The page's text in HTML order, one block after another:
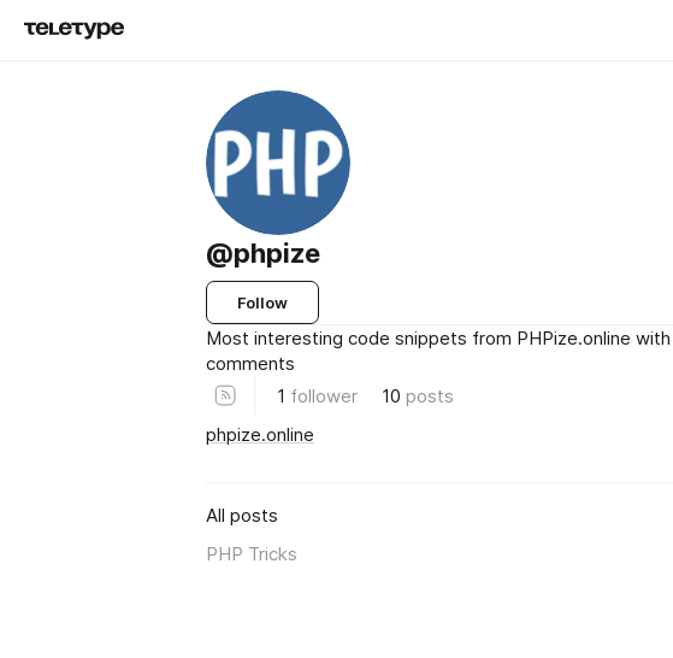
@phpize
Follow
Most interesting code snippets from PHPize.online with
comments
1 follower 10 posts
phpize.online
All posts
PHP Tricks